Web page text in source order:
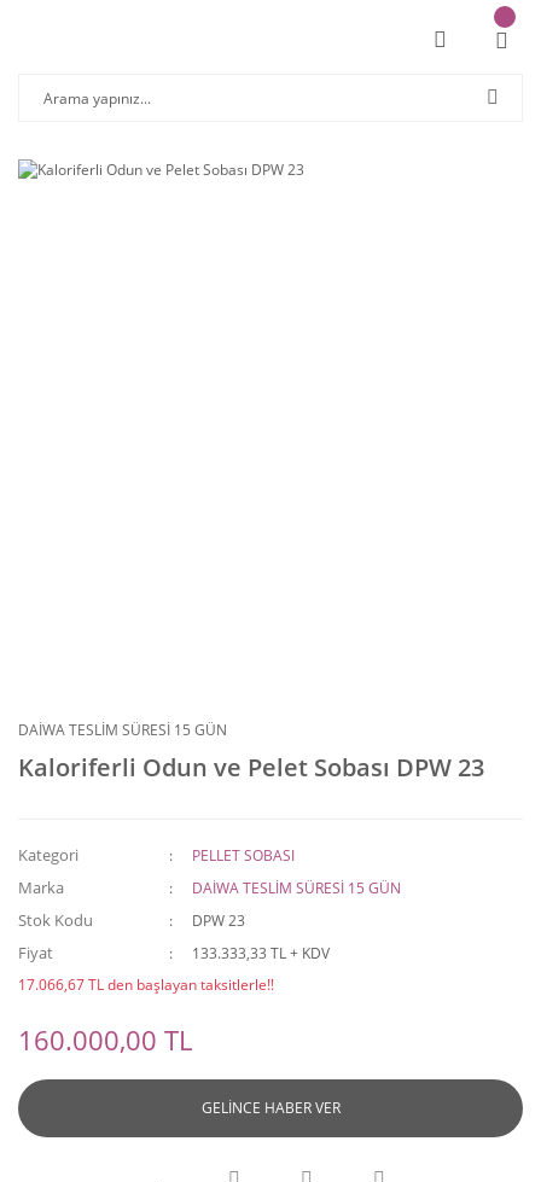
DAİWA TESLİM SÜRESİ 15 GÜN
Kaloriferli Odun ve Pelet Sobası DPW 23
Kategori PELLET SOBASI
Marka DAİWA TESLİM SÜRESİ 15 GÜN
Stok Kodu DPW 23
Fiyat
133.333,33 TL + KDV
17.066,67 TL den başlayan taksitlerle!!
160.000,00 TL
GELİNCE HABER VER